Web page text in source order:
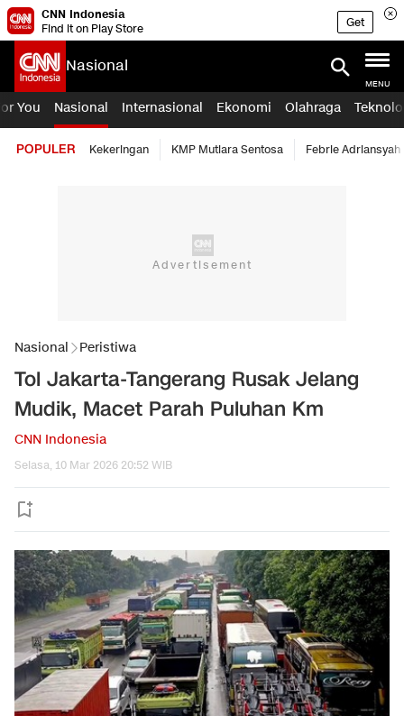
CNN Indonesia
Find it on Play Store
Get
Nasional
MENU
You Nasional Internasional Ekonomi Olahraga
POPULER Kekeringan KMP Mutiara Sentosa Febrie Adriansyah
Nasional Peristiwa
Tol Jakarta-Tangerang Rusak Jelang
Mudik, Macet Parah Puluhan Km
CNN Indonesia
Selasa, 10 Mar 2026 20:52 WIB